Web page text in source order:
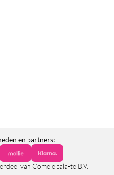
en partners:
van Come e cala-te B.V.